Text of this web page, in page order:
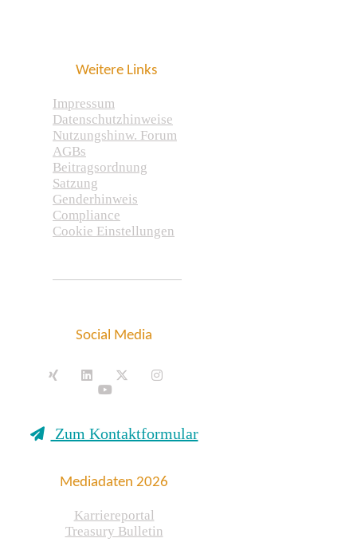
Weitere Links
Impressum
Datenschutzhinweise
Nutzungshinw. Forum
AGBs
Beitragsordnung
Satzung
Genderhinweis
Compliance
Cookie Einstellungen
Social Media
Zum Kontaktformular
Mediadaten 2026
Karriereportal
Treasury Bulletin